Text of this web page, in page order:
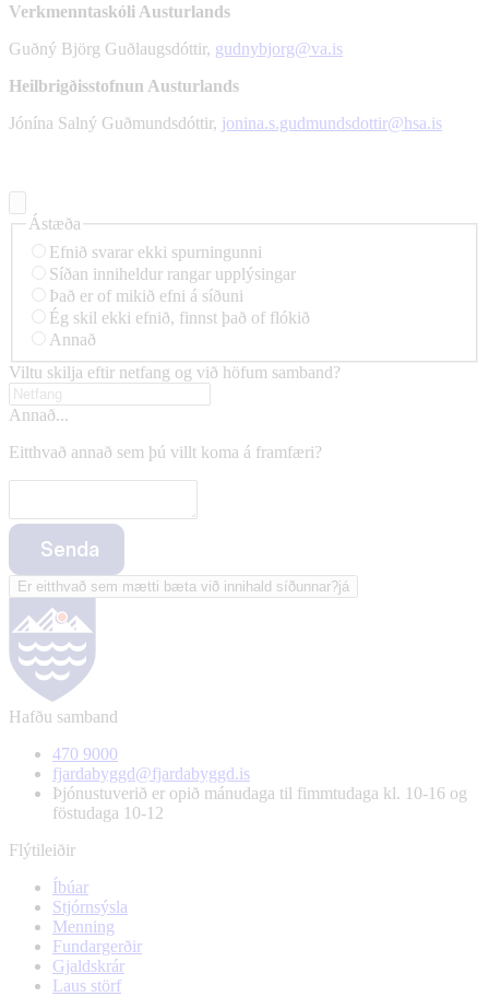
Verkmenntaskóli Austurlands
Guðný Björg Guðlaugsdóttir, gudnybjorg@va.is
Heilbrigðisstofnun Austurlands
Jónína Salný Guðmundsdóttir, jonina.s.gudmundsdottir@hsa.is
Ástæða
Efnið svarar ekki spurningunni
Síðan inniheldur rangar upplýsingar
Það er of mikið efni á síðuni
Ég skil ekki efnið, finnst það of flókið
Annað
Viltu skilja eftir netfang og við höfum samband?
Annað...
Eitthvað annað sem þú villt koma á framfæri?
Senda
Er eitthvað sem mætti bæta við innihald síðunnar?já
Hafðu samband
470 9000
fjardabyggd@fjardabyggd.is
Þjónustuverið er opið mánudaga til fimmtudaga kl. 10-16 og
föstudaga 10-12
Flýtileiðir
Íbúar
Stjórnsýsla
Menning
Fundargerðir
Gjaldskrár
Laus störf